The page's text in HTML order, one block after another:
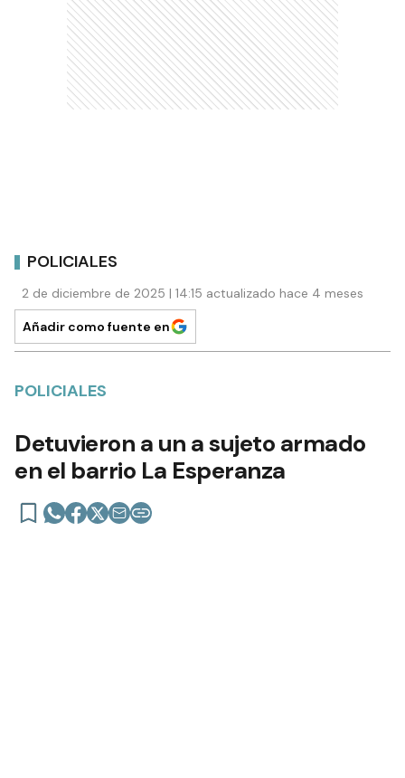
POLICIALES
2 de diciembre de 2025 | 14:15 actualizado hace 4 meses
Añadir como fuente en
POLICIALES
Detuvieron a un a sujeto armado
en el barrio La Esperanza